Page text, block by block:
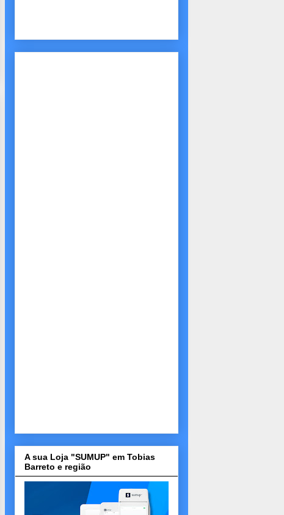
A sua Loja "SUMUP" em Tobias
Barreto e região